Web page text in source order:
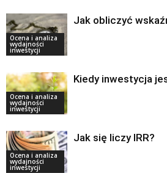
Ocena i analiza
wydajności
inwestycji
Jak obliczyć
Ocena i analiza
wydajności
inwestycji
Kiedy inwestycja
Ocena i analiza
wydajności
inwestycji
Jak się liczy IRR?